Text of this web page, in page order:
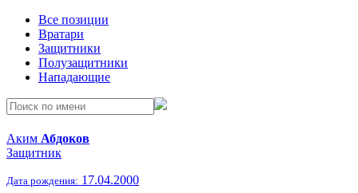
Все позиции
Вратари
Защитники
Полузащитники
Нападающие
Аким Абдоков
Защитник
Дата рождения: 17.04.2000